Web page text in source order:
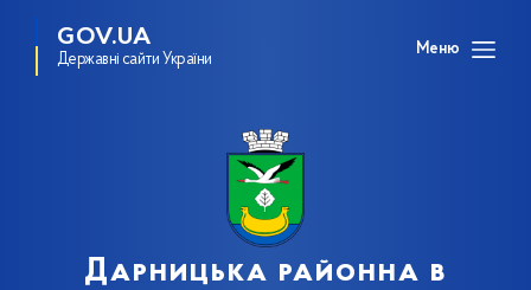
GOV.UA
Державні сайти України
Меню
Дарницька районна в